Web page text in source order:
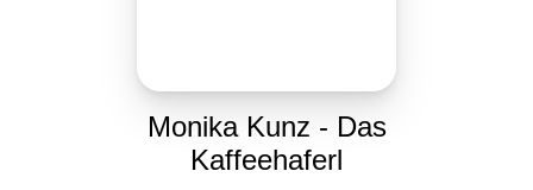
Monika Kunz - Das
Kaffeehaferl